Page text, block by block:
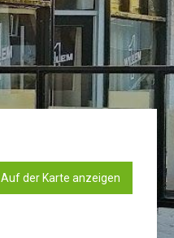
Auf der Karte anzeigen